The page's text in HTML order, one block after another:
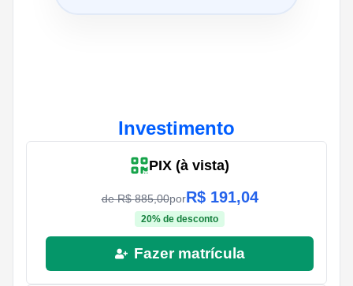
Investimento
PIX (à vista)
de R$885,00porR$ 191,04
20% de desconto
Fazer matrícula